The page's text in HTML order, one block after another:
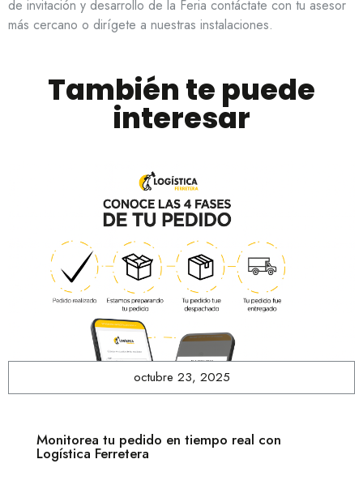
de invitación y desarrollo de la Feria contáctate con tu asesor
más cercano o dirígete a nuestras instalaciones.
También te puede
interesar
octubre 23, 2025
Monitorea tu pedido en tiempo real con
Logística Ferretera